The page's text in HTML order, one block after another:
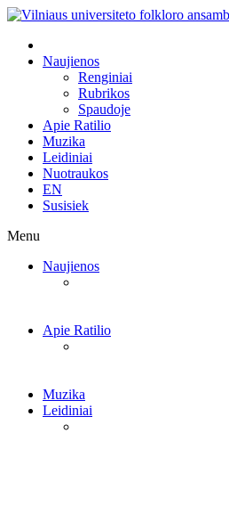
Naujienos
Renginiai
Rubrikos
Spaudoje
Apie Ratilio
Muzika
Leidiniai
Nuotraukos
EN
Susisiek
Menu
Naujienos
Apie Ratilio
Muzika
Leidiniai